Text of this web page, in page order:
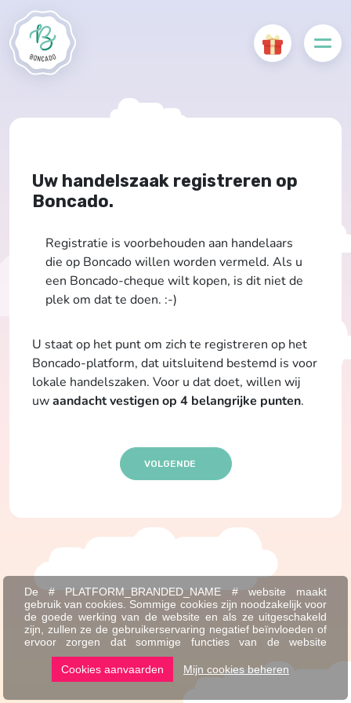
Uw handelszaak registreren op
Boncado.
Registratie is voorbehouden aan handelaars
die op Boncado willen worden vermeld. Als u
een Boncado-cheque wilt kopen, is dit niet de
plek om dat te doen. :-)
U staat op het punt om zich te registreren op het
Boncado-platform, dat uitsluitend bestemd is voor
lokale handelszaken. Voor u dat doet, willen wij
uwaandacht vestigen op 4 belangrijke punten.
VOLGENDE
De # PLATFORM_BRANDED_NAME # website maakt
gebruik van cookies. Sommige cookies zijn noodzakelijk voor
de goede werking van de website en als ze uitgeschakeld
zijn, zullen ze de gebruikerservaring negatief beïnvloeden of
ervoor zorgen dat sommige functies van de website
uitgeschakeld zijn. Andere cookies worden gebruikt voor
analyse- of marketingdoeleinden.
Cookies aanvaarden Mijn cookies beheren